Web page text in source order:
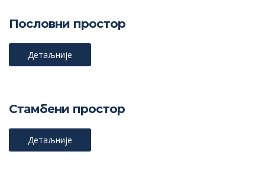
Пословни простор
Детаљније
Стамбени простор
Детаљније